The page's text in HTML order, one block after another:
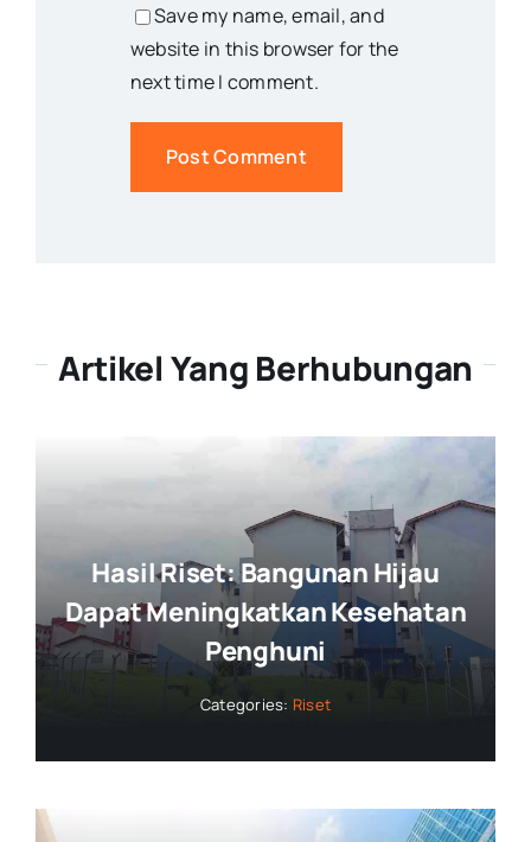
Save my name, email, and
website in this browser for the
next time I comment.
Artikel Yang Berhubungan
Hasil Riset: Bangunan Hijau
Dapat Meningkatkan Kesehatan
Penghuni
Categories: Riset